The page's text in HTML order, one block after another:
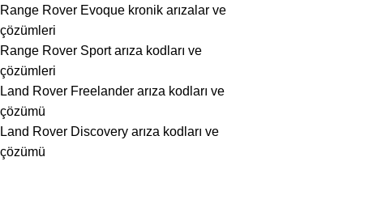
Range Rover Evoque kronik arızalar ve
çözümleri
Range Rover Sport arıza kodları ve
çözümleri
Land Rover Freelander arıza kodları ve
çözümü
Land Rover Discovery arıza kodları ve
çözümü